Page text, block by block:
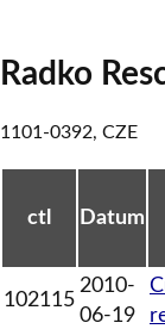
Radko
1101-0392, CZE
ctl Datum
102115
2010-
06-19